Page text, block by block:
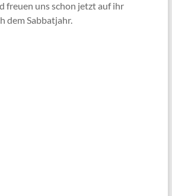
freuen uns schon jetzt auf ihr
dem Sabbatjahr.